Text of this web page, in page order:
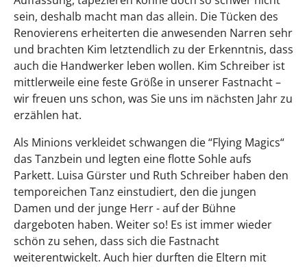
sein, deshalb macht man das allein. Die Tücken des
Renovierens erheiterten die anwesenden Narren sehr
und brachten Kim letztendlich zu der Erkenntnis, dass
auch die Handwerker leben wollen. Kim Schreiber ist
mittlerweile eine feste Größe in unserer Fastnacht –
wir freuen uns schon, was Sie uns im nächsten Jahr zu
erzählen hat.
Als Minions verkleidet schwangen die “Flying Magics“
das Tanzbein und legten eine flotte Sohle aufs
Parkett. Luisa Gürster und Ruth Schreiber haben den
temporeichen Tanz einstudiert, den die jungen
Damen und der junge Herr - auf der Bühne
dargeboten haben. Weiter so! Es ist immer wieder
schön zu sehen, dass sich die Fastnacht
weiterentwickelt. Auch hier durften die Eltern mit